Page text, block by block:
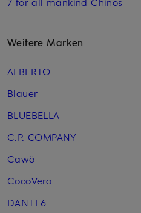
Weitere Marken
ALBERTO
Blauer
BLUEBELLA
C.P. COMPANY
Cawö
CocoVero
DANTE6